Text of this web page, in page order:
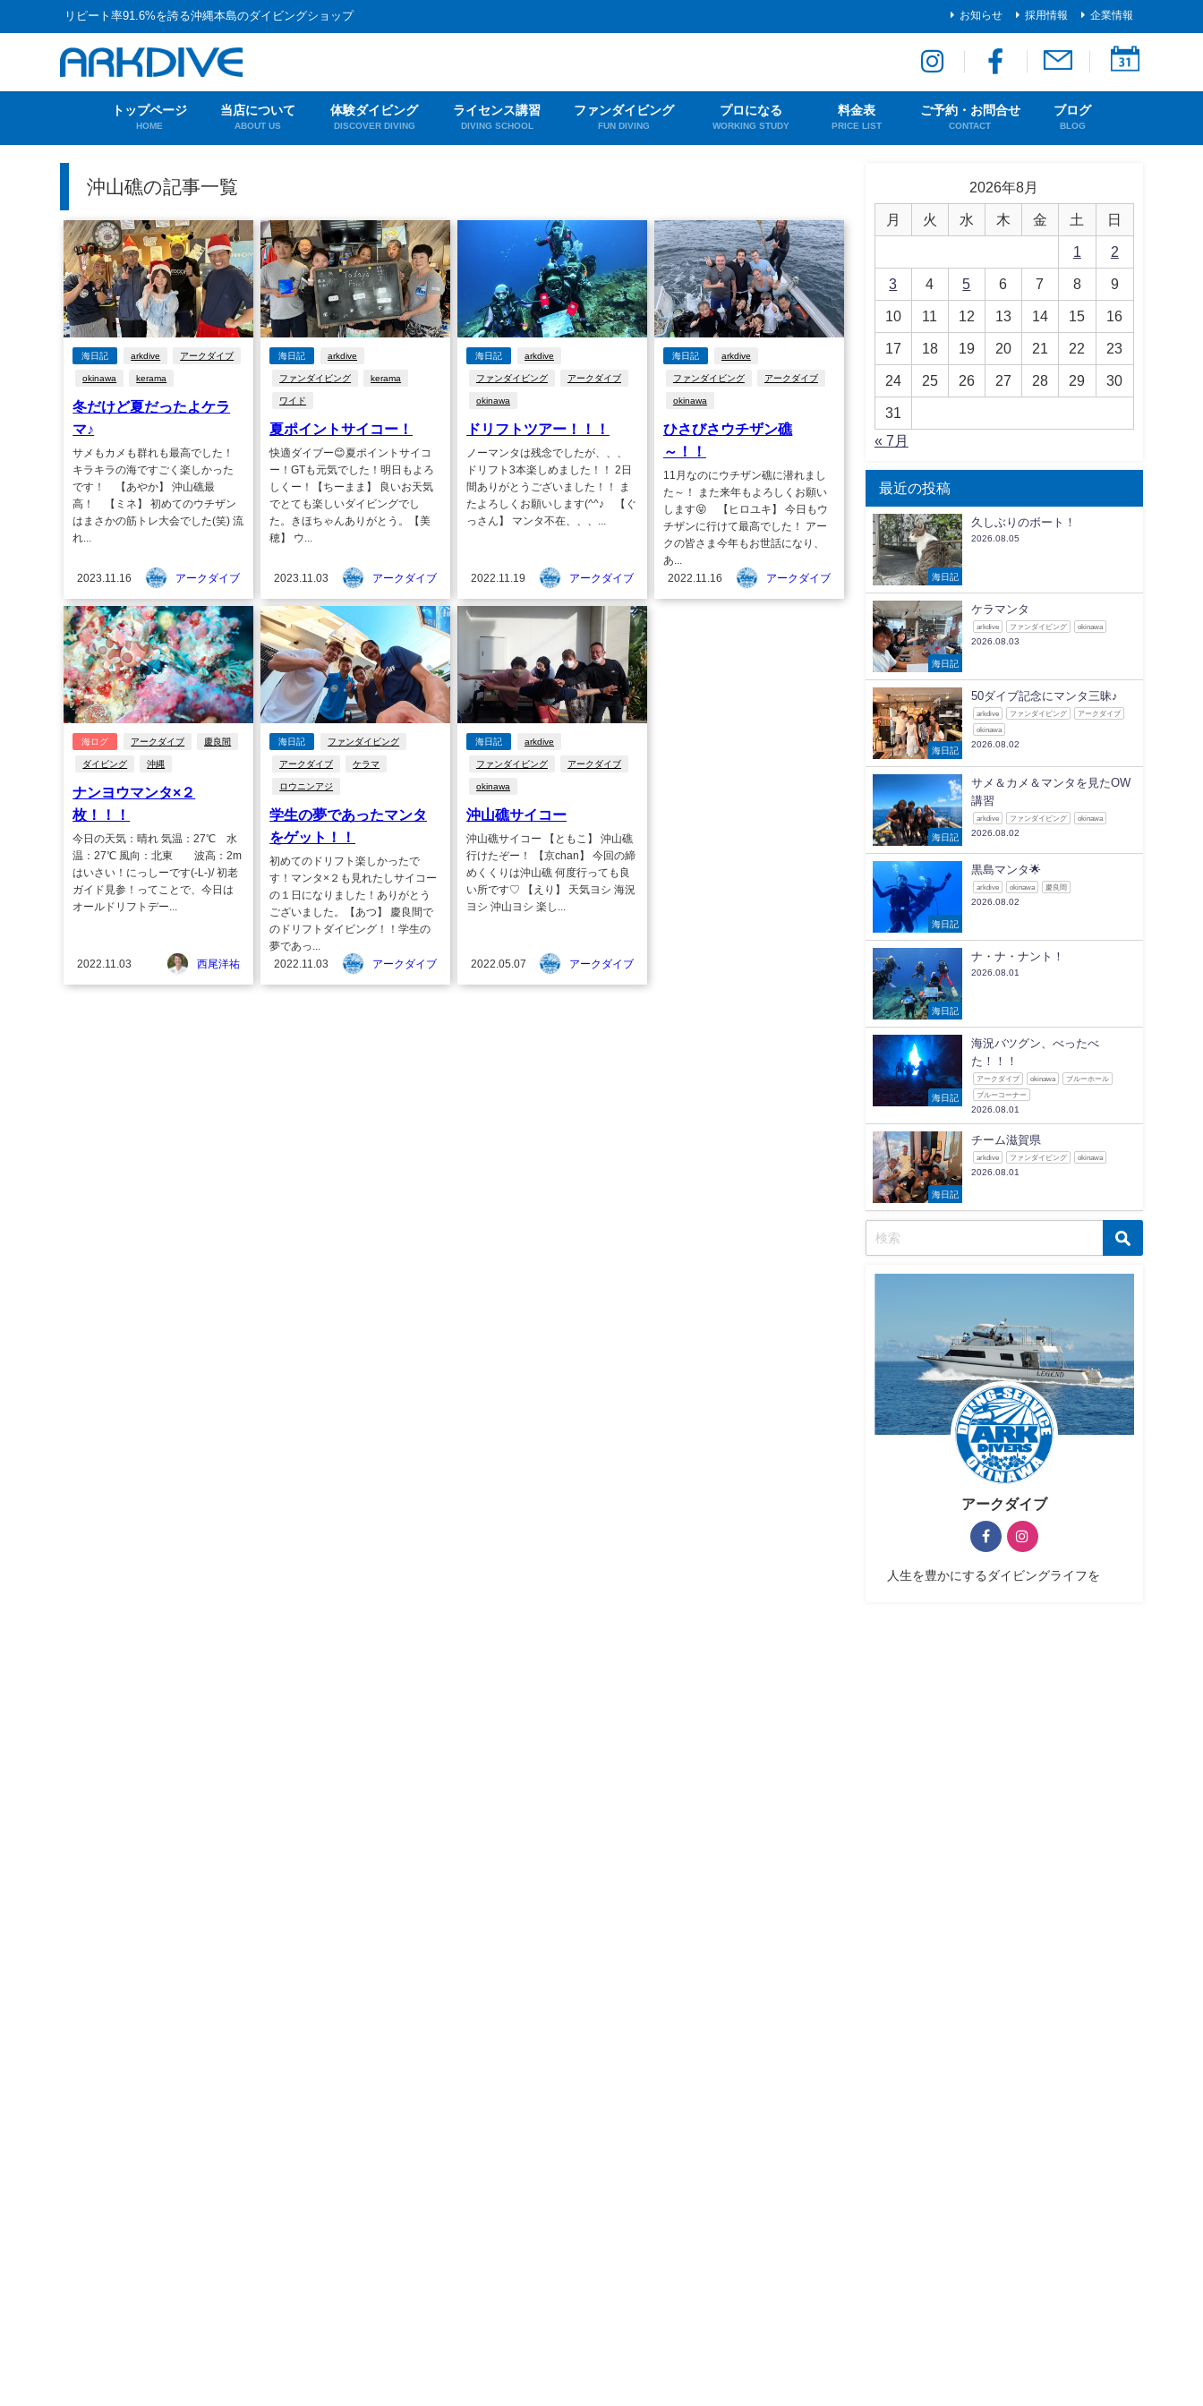
リピート率91.6%を誇る沖縄本島のダイビングショップ お知らせ 採用情報 企業情報
トップページ
HOME
当店について
ABOUT US
体験ダイビング
DISCOVER DIVING
ライセンス講習
DIVING SCHOOL
ファンダイビング
FUN DIVING
プロになる
WORKING STUDY
料金表
PRICE LIST
ご予約・お問合せ
CONTACT
ブログ
BLOG
沖山礁の記事一覧
海日記 arkdive アークダイブ
okinawa kerama
冬だけど夏だったよケラ
マ♪
サメもカメも群れも最高でした！
キラキラの海ですごく楽しかった
です！ 【あやか】 沖山礁最
高！ 【ミネ】 初めてのウチザン
はまさかの筋トレ大会でした(笑) 流
れ...
2023.11.16 アークダイブ
海日記 arkdive
ファンダイビング kerama
ワイド
夏ポイントサイコー！
快適ダイブー😊夏ポイントサイコ
ー！GTも元気でした！明日もよろ
しくー！【ちーまま】 良いお天気
でとても楽しいダイビングでし
た。きほちゃんありがとう。【美
穂】 ウ...
2023.11.03 アークダイブ
海日記 arkdive
ファンダイビング アークダイブ
okinawa
ドリフトツアー！！！
ノーマンタは残念でしたが、、、
ドリフト3本楽しめました！！ 2日
間ありがとうございました！！ ま
たよろしくお願いします(^^♪ 【ぐ
っさん】 マンタ不在、、、...
2022.11.19 アークダイブ
海日記 arkdive
ファンダイビング アークダイブ
okinawa
ひさびさウチザン礁
～！！
11月なのにウチザン礁に潜れまし
た～！ また来年もよろしくお願い
します😝 【ヒロユキ】 今日もウ
チザンに行けて最高でした！ アー
クの皆さま今年もお世話になり、
あ...
2022.11.16
アークダイブ
海ログ アークダイブ 慶良間
ダイビング 沖縄
ナンヨウマンタ×２
枚！！！
今日の天気：晴れ 気温：27℃ 水
温：27℃ 風向：北東 波高：2m
はいさい！にっしーです(-L-)/ 初老
ガイド見参！ってことで、今日は
オールドリフトデー...
2022.11.03 西尾洋祐
海日記 ファンダイビング
アークダイブ ケラマ
ロウニンアジ
学生の夢であったマンタ
をゲット！！
初めてのドリフト楽しかったで
す！マンタ×２も見れたしサイコー
の１日になりました！ありがとう
ございました。【あつ】 慶良間で
のドリフトダイビング！！学生の
夢であっ...
2022.11.03
アークダイブ
海日記 arkdive
ファンダイビング アークダイブ
okinawa
沖山礁サイコー
沖山礁サイコー 【ともこ】 沖山礁
行けたぞー！ 【京chan】 今回の締
めくくりは沖山礁 何度行っても良
い所です♡ 【えり】 天気ヨシ 海況
ヨシ 沖山ヨシ 楽し...
2022.05.07 アークダイブ
2026年8月
月 火 水 木 金 土 日
1 2
3 4 5 6 7 8 9
10 11 12 13 14 15 16
17 18 19 20 21 22 23
24 25 26 27 28 29 30
31
« 7月
最近の投稿
海日記
久しぶりのボート！
2026.08.05
海日記
ケラマンタ
arkdive ファンダイビング okinawa
2026.08.03
海日記
50ダイブ記念にマンタ三昧♪
arkdive ファンダイビング アークダイブ
okinawa
2026.08.02
海日記
サメ＆カメ＆マンタを見たOW
講習
arkdive ファンダイビング okinawa
2026.08.02
海日記
黒島マンタ🌟
arkdive okinawa 慶良間
2026.08.02
海日記
ナ・ナ・ナント！
2026.08.01
海日記
海況バツグン、べったべ
た！！！
アークダイブ okinawa ブルーホール
ブルーコーナー
2026.08.01
海日記
チーム滋賀県
arkdive ファンダイビング okinawa
2026.08.01
アークダイブ
人生を豊かにするダイビングライフを